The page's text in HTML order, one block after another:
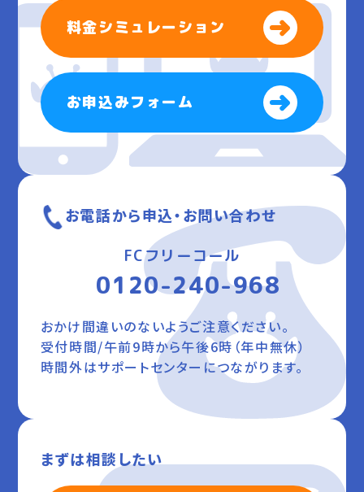
料金シミュレーション
お申込みフォーム
お電話から申込・お問い合わせ
FCフリーコール
0120-240-968
おかけ間違いのないようご注意ください。
受付時間/午前9時から午後6時（年中無休）
時間外はサポートセンターにつながります。
まずは相談したい